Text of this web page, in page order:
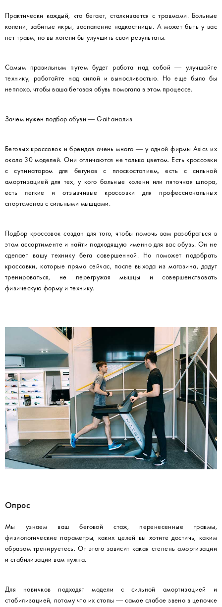
Практически каждый, кто бегает, сталкивается с травмами. Больные
колени, забитые икры, воспаление надкостницы. А может быть у вас
нет травм, но вы хотели бы улучшить свои результаты.
Самым правильным путем будет работа над собой — улучшайте
технику, работайте над силой и выносливостью. Но еще было бы
неплохо, чтобы ваша беговая обувь помогала в этом процессе.
Зачем нужен подбор обуви — Gait анализ
Беговых кроссовок и брендов очень много — у одной фирмы Asics их
около 30 моделей. Они отличаются не только цветом. Есть кроссовки
с супинатором для бегунов с плоскостопием, есть с сильной
амортизацией для тех, у кого больные колени или пяточная шпора,
есть легкие и отзывчивые кроссовки для профессиональных
спортсменов с сильными мышцами.
Подбор кроссовок создан для того, чтобы помочь вам разобраться в
этом ассортименте и найти подходящую именно для вас обувь. Он не
сделает вашу технику бега совершенной. Но поможет подобрать
кроссовки, которые прямо сейчас, после выхода из магазина, дадут
тренироваться, не перегружая мышцы и совершенствовать
физическую форму и технику.
Опрос
Мы узнаем ваш беговой стаж, перенесенные травмы,
физиологические параметры, каких целей вы хотите достичь, каким
образом тренируетесь. От этого зависит какая степень амортизации
и стабилизации вам нужна.
Для новичков подходят модели с сильной амортизацией и
стабилизацией, потому что их стопы — самое слабое звено в цепочке